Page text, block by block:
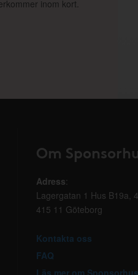
inom kort.
Om
Adress:
Lagergatan 1 Hus B19a,
415 11 Göteborg
Kontakta oss
FAQ
Läs mer om